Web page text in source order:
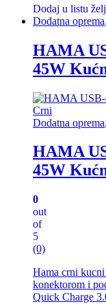
Dodaj u listu
Dodatna oprema,
HAMA
45W
Dodatna oprema,
HAMA
45W
0
out
of
5
(0)
Hama crni
konektorom i
Quick Charge